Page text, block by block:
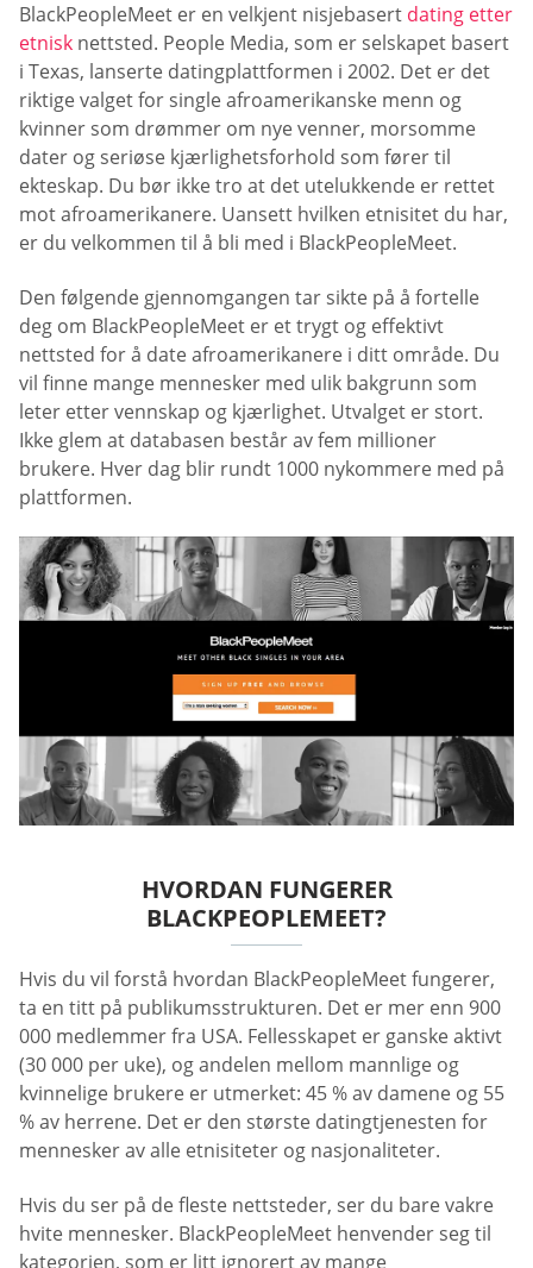
BlackPeopleMeet er en velkjent nisjebasert dating etter
etnisk nettsted. People Media, som er selskapet basert
i Texas, lanserte datingplattformen i 2002. Det er det
riktige valget for single afroamerikanske menn og
kvinner som drømmer om nye venner, morsomme
dater og seriøse kjærlighetsforhold som fører til
ekteskap. Du bør ikke tro at det utelukkende er rettet
mot afroamerikanere. Uansett hvilken etnisitet du har,
er du velkommen til å bli med i BlackPeopleMeet.
Den følgende gjennomgangen tar sikte på å fortelle
deg om BlackPeopleMeet er et trygt og effektivt
nettsted for å date afroamerikanere i ditt område. Du
vil finne mange mennesker med ulik bakgrunn som
leter etter vennskap og kjærlighet. Utvalget er stort.
Ikke glem at databasen består av fem millioner
brukere. Hver dag blir rundt 1000 nykommere med på
plattformen.
HVORDAN FUNGERER
BLACKPEOPLEMEET?
Hvis du vil forstå hvordan BlackPeopleMeet fungerer,
ta en titt på publikumsstrukturen. Det er mer enn 900
000 medlemmer fra USA. Fellesskapet er ganske aktivt
(30 000 per uke), og andelen mellom mannlige og
kvinnelige brukere er utmerket: 45 % av damene og 55
% av herrene. Det er den største datingtjenesten for
mennesker av alle etnisiteter og nasjonaliteter.
Hvis du ser på de fleste nettsteder, ser du bare vakre
hvite mennesker. BlackPeopleMeet henvender seg til
kategorien, som er litt ignorert av mange